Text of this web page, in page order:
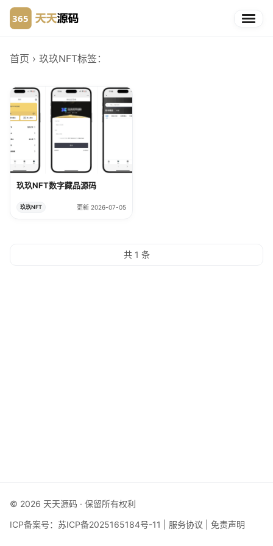
首页 › 玖玖NFT标签：
玖玖NFT数字藏品源码
玖玖NFT 更新 2026-07-05
共 1 条
© 2026 天天源码 · 保留所有权利
ICP备案号： 苏ICP备2025165184号-11 服务协议 免责声明